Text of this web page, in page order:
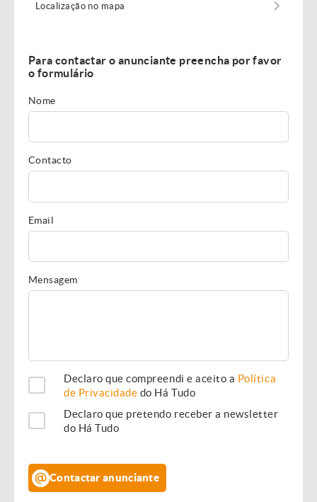
Localização no mapa
Para contactar o anunciante preencha por favor
o formulário
Nome
Contacto
Email
Mensagem
Declaro que compreendi e aceito a Política
de Privacidade do Há Tudo
Declaro que pretendo receber a newsletter
do Há Tudo
Contactar anunciante